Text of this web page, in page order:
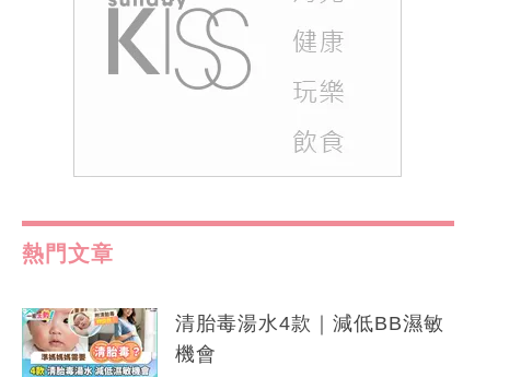
熱門文章
清胎毒湯水4款｜減低BB濕敏
機會